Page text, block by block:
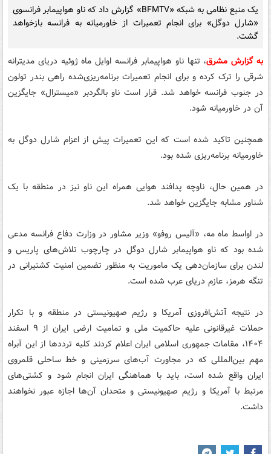
یک منبع نظامی به شبکه «BFMTV» گزارش داد که ناو هواپیمابر فرانسوی
«شارل دوگل» برای انجام تعمیرات از خاورمیانه به فرانسه بازخواهد
گشت.
به گزارش مشرق، تنها ناو هواپیمابر فرانسه اوایل ماه ژوئیه دریای مدیترانه
شرقی را ترک کرده و برای انجام تعمیرات برنامه‌ریزی‌شده راهی بندر تولون
در جنوب فرانسه خواهد شد. قرار است ناو بالگردبر «میسترال» جایگزین
آن در خاورمیانه شود.
همچنین تاکید شده است که این تعمیرات پیش از اعزام شارل دوگل به
خاورمیانه برنامه‌ریزی شده بود.
در همین حال، ناوچه پدافند هوایی همراه این ناو نیز در منطقه با یک
شناور مشابه جایگزین خواهد شد.
در اواسط ماه مه، «آلیس روفو» وزیر مشاور در وزارت دفاع فرانسه مدعی
شده بود که ناو هواپیمابر شارل دوگل در چارچوب تلاش‌های پاریس و
لندن برای سازمان‌دهی یک ماموریت به منظور تضمین امنیت کشتیرانی در
تنگه هرمز، عازم دریای عرب شده است.
در نتیجه آتش‌افروزی آمریکا و رژیم صهیونیستی در منطقه و با تکرار
حملات غیرقانونی علیه حاکمیت ملی و تمامیت ارضی ایران از ۹ اسفند
۱۴۰۴، مقامات جمهوری اسلامی ایران اعلام کردند کلیه ترددها از این آبراه
مهم بین‌المللی که در مجاورت آب‌های سرزمینی و خط ساحلی قلمروی
ایران واقع شده است، باید با هماهنگی ایران انجام شود و کشتی‌های
مرتبط با آمریکا و رژیم صهیونیستی و متحدان آن‌ها اجازه عبور نخواهند
داشت.